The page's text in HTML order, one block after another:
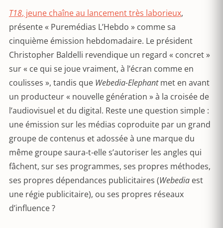
T18, jeune chaîne au lancement très laborieux,
présente « Puremédias L’Hebdo » comme sa
cinquième émission hebdomadaire. Le président
Christopher Baldelli revendique un regard « concret »
sur « ce qui se joue vraiment, à l’écran comme en
coulisses », tandis que Webedia-Elephantmet en avant
un producteur « nouvelle génération » à la croisée de
l’audiovisuel et du digital. Reste une question simple :
une émission sur les médias coproduite par un grand
groupe de contenus et adossée à une marque du
même groupe saura-t-elle s’autoriser les angles qui
fâchent, sur ses programmes, ses propres méthodes,
ses propres dépendances publicitaires (Webedia est
une régie publicitaire), ou ses propres réseaux
d’influence ?